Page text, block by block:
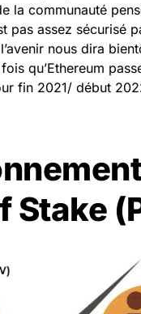
la communauté
pas assez sécurisé
nous dira
qu’Ethereum
fin 2021/ début
Stake